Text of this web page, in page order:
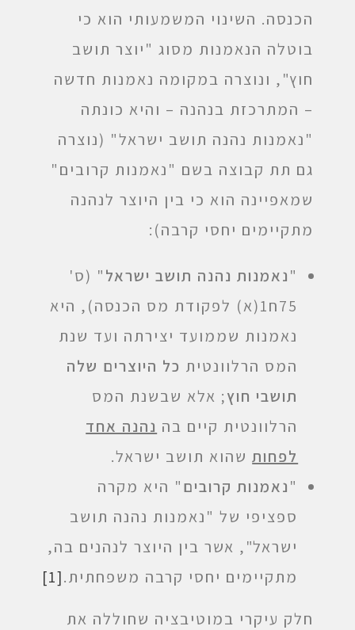
הכנסה. השינוי המשמעותי הוא כי
בוטלה הנאמנות מסוג "יוצר תושב
חוץ", ונוצרה במקומה נאמנות חדשה
– המתרכזת בנהנה – והיא כונתה
"נאמנות נהנה תושב ישראל" (נוצרה
גם תת קבוצה בשם "נאמנות קרובים"
שמאפיינה הוא כי בין היוצר לנהנה
מתקיימים יחסי קרבה):
"נאמנות נהנה תושב ישראל" (ס'
75ח1(א) לפקודת מס הכנסה), היא
נאמנות שממועד יצירתה ועד שנת
המס הרלוונטית כל היוצרים שלה
תושבי חוץ; אלא שבשנת המס
הרלוונטית קיים בה נהנה אחד
לפחותשהוא תושב ישראל.
"נאמנות קרובים" היא מקרה
ספציפי של "נאמנות נהנה תושב
ישראל", אשר בין היוצר לנהנים בה,
מתקיימים יחסי קרבה משפחתית.[1]
חלק עיקרי במוטיבציה שחוללה את